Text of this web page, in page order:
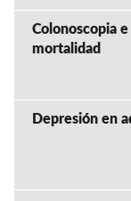
Colonoscopia
mortalidad
Depresión en